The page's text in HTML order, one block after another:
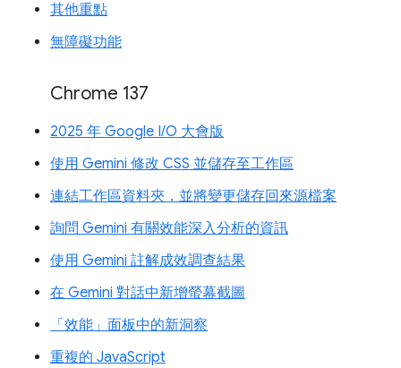
其他重點
無障礙功能
Chrome 137
2025 年 Google I/O 大會版
使用 Gemini 修改 CSS 並儲存至工作區
連結工作區資料夾，並將變更儲存回來源檔案
詢問 Gemini 有關效能深入分析的資訊
使用 Gemini 註解成效調查結果
在 Gemini 對話中新增螢幕截圖
「效能」面板中的新洞察
重複的 JavaScript